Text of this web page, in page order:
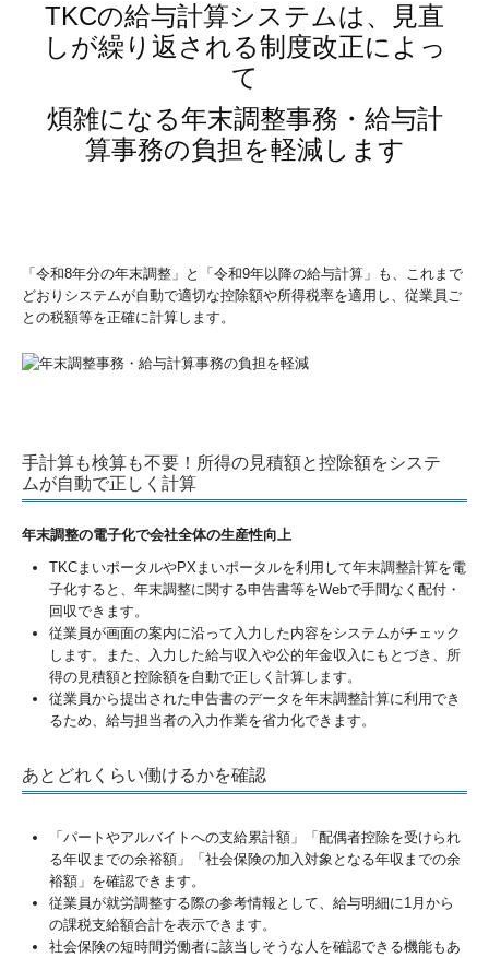
TKCの給与計算システムは、見直
しが繰り返される制度改正によっ
て
煩雑になる年末調整事務・給与計
算事務の負担を軽減します
「令和8年分の年末調整」と「令和9年以降の給与計算」も、これまで
どおりシステムが自動で適切な控除額や所得税率を適用し、従業員ご
との税額等を正確に計算します。
手計算も検算も不要！所得の見積額と控除額をシステ
ムが自動で正しく計算
年末調整の電子化で会社全体の生産性向上
TKCまいポータルやPXまいポータルを利用して年末調整計算を電
子化すると、年末調整に関する申告書等をWebで手間なく配付・
回収できます。
従業員が画面の案内に沿って入力した内容をシステムがチェック
します。また、入力した給与収入や公的年金収入にもとづき、所
得の見積額と控除額を自動で正しく計算します。
従業員から提出された申告書のデータを年末調整計算に利用でき
るため、給与担当者の入力作業を省力化できます。
あとどれくらい働けるかを確認
「パートやアルバイトへの支給累計額」「配偶者控除を受けられ
る年収までの余裕額」「社会保険の加入対象となる年収までの余
裕額」を確認できます。
従業員が就労調整する際の参考情報として、給与明細に1月から
の課税支給額合計を表示できます。
社会保険の短時間労働者に該当しそうな人を確認できる機能もあ